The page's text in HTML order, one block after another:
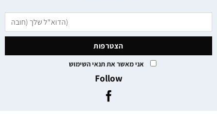
אני מאשר את תנאי השימוש
Follow